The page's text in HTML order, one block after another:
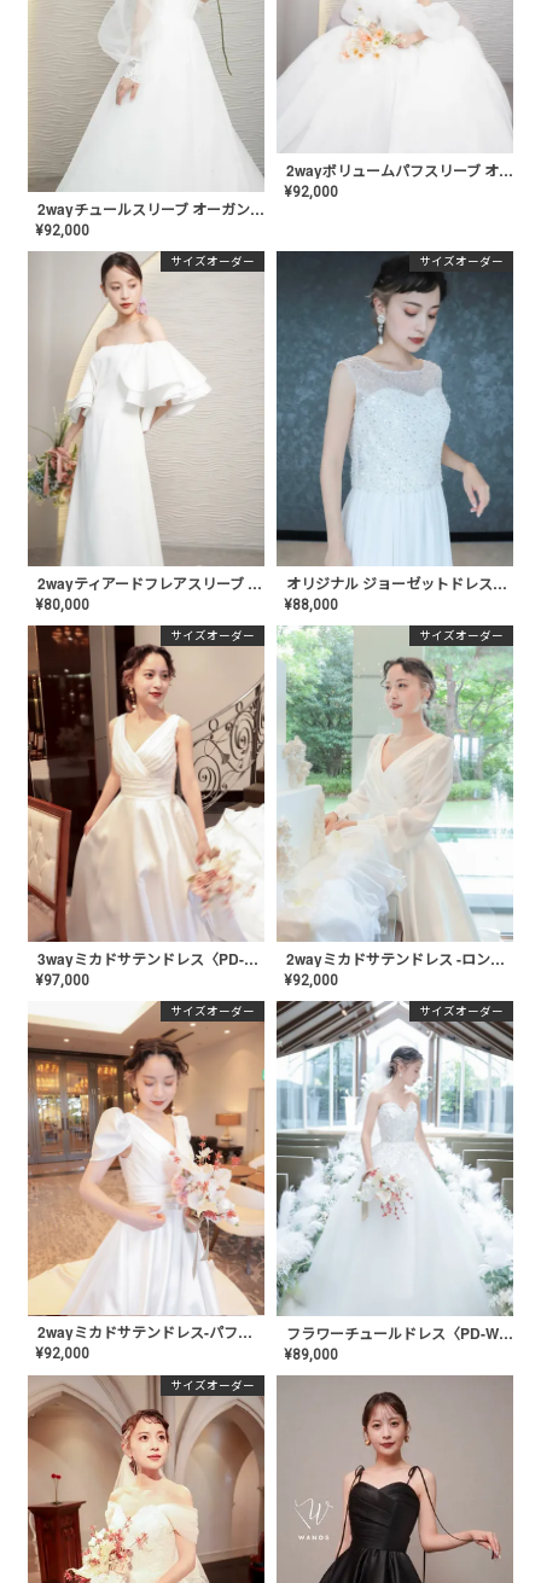
2wayチュールスリーブ オーガンジードレス〈PD-WDOR-222〉
¥92,000
2wayボリュームパフスリーブ オーガンジードレス〈PD-WDOR-221〉
¥92,000
サイズオーダー
2wayティアードフレアスリーブ スレンダードレス〈PD-WDOR-211〉
¥80,000
サイズオーダー
オリジナル ジョーゼットドレス〈PD-WDOR-71〉
¥88,000
サイズオーダー
3wayミカドサテンドレス〈PD-WDOR-61〉
¥97,000
サイズオーダー
2wayミカドサテンドレス -ロングスリーブ〈PD-WDOR-62〉
¥92,000
サイズオーダー
2wayミカドサテンドレス-パフスリーブ〈PD-WDOR-63〉
¥92,000
サイズオーダー
フラワーチュールドレス〈PD-WDOR-52〉
¥89,000
サイズオーダー